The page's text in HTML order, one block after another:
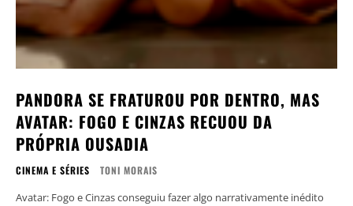
PANDORA SE FRATUROU POR DENTRO, MAS
AVATAR: FOGO E CINZAS RECUOU DA
PRÓPRIA OUSADIA
CINEMA E SÉRIES TONI MORAIS
Avatar: Fogo e Cinzas conseguiu fazer algo narrativamente inédito